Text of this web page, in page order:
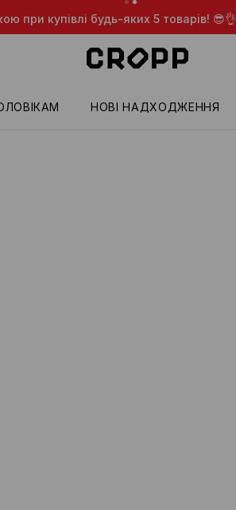
при купівлі будь-яких 5 товарів! 😎👌🔥
HОВІ НАДХОДЖЕННЯ